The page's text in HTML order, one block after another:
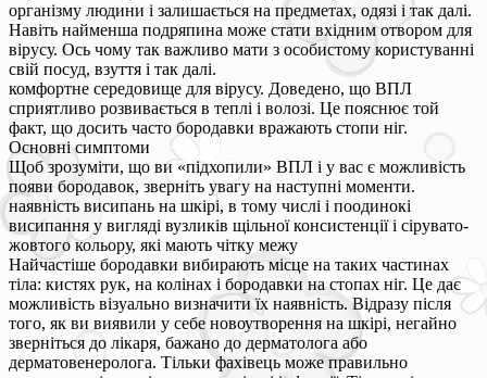
організму людини і залишається на предметах, одязі і так далі.
Навіть найменша подряпина може стати вхідним отвором для
вірусу. Ось чому так важливо мати з особистому користуванні
свій посуд, взуття і так далі.
комфортне середовище для вірусу. Доведено, що ВПЛ
сприятливо розвивається в теплі і волозі. Це пояснює той
факт, що досить часто бородавки вражають стопи ніг.
Основні симптоми
Щоб зрозуміти, що ви «підхопили» ВПЛ і у вас є можливість
появи бородавок, зверніть увагу на наступні моменти.
наявність висипань на шкірі, в тому числі і поодинокі
висипання у вигляді вузликів щільної консистенції і сірувато-
жовтого кольору, які мають чітку межу
Найчастіше бородавки вибирають місце на таких частинах
тіла: кистях рук, на колінах і бородавки на стопах ніг. Це дає
можливість візуально визначити їх наявність. Відразу після
того, як ви виявили у себе новоутворення на шкірі, негайно
зверніться до лікаря, бажано до дерматолога або
дерматовенеролога. Тільки фахівець може правильно